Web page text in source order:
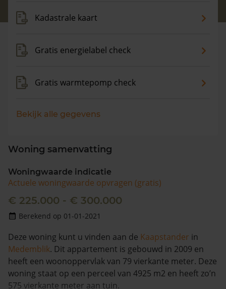
Kadastrale kaart
Gratis energielabel check
Gratis warmtepomp check
Bekijk alle gegevens
Woning samenvatting
Woningwaarde indicatie
Actuele woningwaarde opvragen (gratis)
€ 225.000 - € 300.000
Berekend op 01-01-2021
Deze woning kunt u vinden aan de Kaapstander in
Medemblik. Dit appartement is gebouwd in 2009 en
heeft een woonoppervlak van 79 vierkante meter. Deze
woning staat op een perceel van 4925 m2 en heeft zo’n
575 vierkante meter aan tuin.